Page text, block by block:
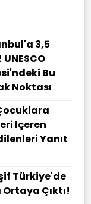
3,5
Bu
Noktası
Içeren
Yanıt
Türkiye'de
Çıktı!